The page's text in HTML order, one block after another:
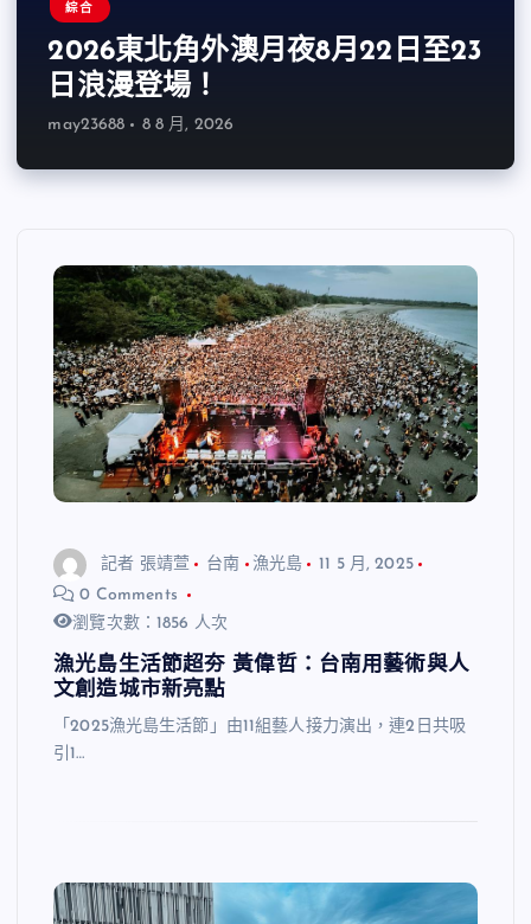
綜合
2026東北角外澳月夜8月22日至23
日浪漫登場！
may23688 8 8 月, 2026
記者 張靖萱 台南 漁光島
11 5 月, 2025
0 Comments
瀏覽次數：1856 人次
漁光島生活節超夯 黃偉哲：台南用藝術與人
文創造城市新亮點
「2025漁光島生活節」由11組藝人接力演出，連2日共吸
引1…